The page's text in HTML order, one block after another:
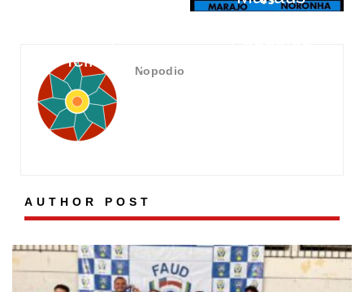
feira (24)
Nopodio
AUTHOR POST